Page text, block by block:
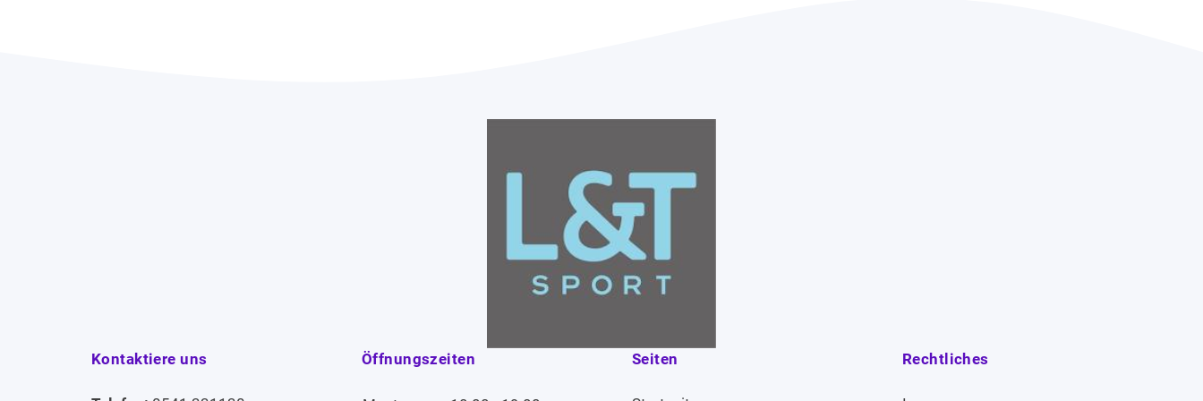
Kontaktiere uns Öffnungszeiten Seiten Rechtliches